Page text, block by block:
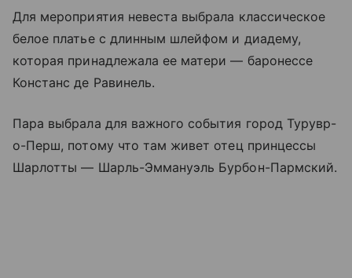
Для мероприятия невеста выбрала классическое
белое платье с длинным шлейфом и диадему,
которая принадлежала ее матери — баронессе
Констанс де Равинель.
Пара выбрала для важного события город Турувр-
о-Перш, потому что там живет отец принцессы
Шарлотты — Шарль-Эммануэль Бурбон-Пармский.